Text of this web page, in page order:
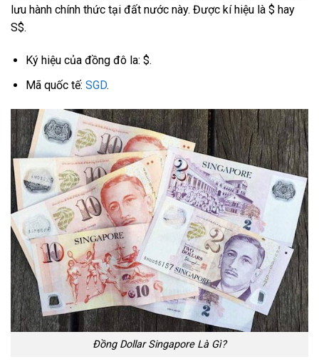
lưu hành chính thức tại đất nước này. Được kí hiệu là $ hay
S$.
Ký hiệu của đồng đô la: $.
Mã quốc tế: SGD.
Đồng Dollar Singapore Là Gì?